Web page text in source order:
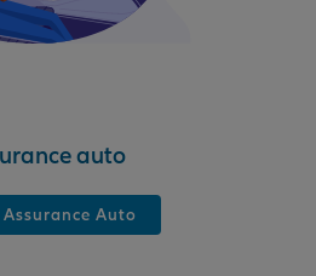
auto
Assurance Auto